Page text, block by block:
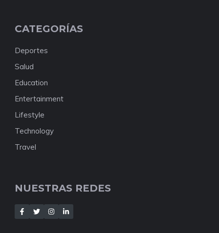
CATEGORÍAS
Deportes
Salud
Education
Entertainment
Lifestyle
Technology
Travel
NUESTRAS REDES